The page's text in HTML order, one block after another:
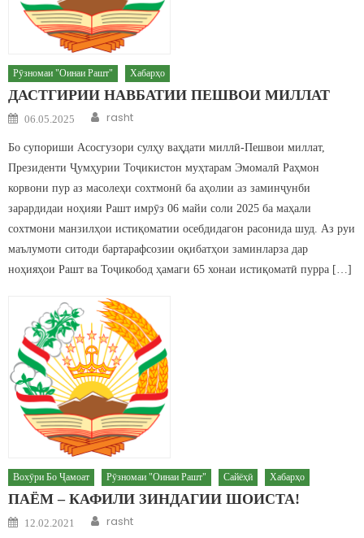
Рӯзномаи "Оинаи Рашт" Хабарҳо
ДАСТГИРИИ НАВБАТИИ ПЕШВОИ МИЛЛАТ
Posted on
06.05.2025 Author
rasht
Бо супориши Асосгузори сулҳу ваҳдати миллӣ-Пешвои миллат,
Президенти Ҷумҳурии Тоҷикистон муҳтарам Эмомалӣ Раҳмон
корвони пур аз масолеҳи сохтмонӣ ба аҳолии аз заминҷунби
зарардидаи ноҳияи Рашт имрӯз 06 майи соли 2025 ба маҳали
сохтмони манзилҳои истиқоматии осебдидагон расонида шуд. Аз руи
маълумоти ситоди бартарафсозии оқибатҳои заминларза дар
ноҳияҳои Рашт ва Тоҷикобод ҳамаги 65 хонаи истиқоматӣ пурра […]
Вохӯри Бо Ҷамоат Рӯзномаи "Оинаи Рашт" Сайёҳӣ Хабарҳо
ПАЁМ – КАФИЛИ ЗИНДАГИИ ШОИСТА!
Posted on
12.02.2021 Author
rasht